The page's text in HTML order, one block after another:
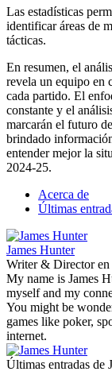
Las estadísticas
identificar áreas de
tácticas.
En resumen, el
revela un equipo en
cada partido. El
constante y el
marcarán el futuro
brindado
entender mejor la
2024-25.
Acerca de
Últimas
James Hunter
Writer & Directoren
My name is James
myself and my
You might be
games like poker,
internet.
Últimas entradas de